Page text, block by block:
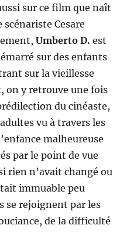
sur ce film que naît
Cesare
Umberto D. est
sur des enfants
sur la vieillesse
on y retrouve une fois
du cinéaste,
vu à travers les
malheureuse
par le point de vue
rien n’avait changé ou
immuable peu
se rejoignent par les
de la difficulté